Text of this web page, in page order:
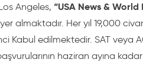
Angeles, “USA News &
almaktadır. Her yıl 19,000
Kabul edilmektedir. SAT veya
haziran ayına